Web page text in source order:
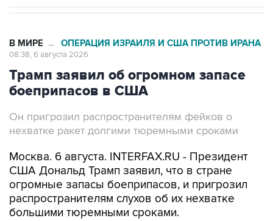
В МИРЕ → ОПЕРАЦИЯ ИЗРАИЛЯ И США ПРОТИВ ИРАНА
08:38, 6 августа 2026
Трамп заявил об огромном запасе
боеприпасов в США
Он пригрозил распространителям фейков о
нехватке ракет долгими тюремными сроками
Москва. 6 августа. INTERFAX.RU - Президент
США Дональд Трамп заявил, что в стране
огромные запасы боеприпасов, и пригрозил
распространителям слухов об их нехватке
большими тюремными сроками.